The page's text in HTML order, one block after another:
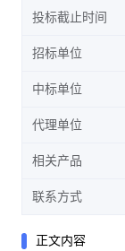
投标截止时间
招标单位
中标单位
代理单位
相关产品
联系方式
正文内容